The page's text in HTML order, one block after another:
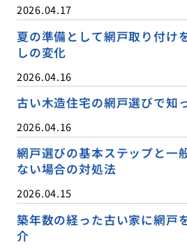
2026.04.17
夏の準備として網戸取り付け
しの変化
2026.04.16
古い木造住宅の網戸選びで知
2026.04.16
網戸選びの基本ステップと一
ない場合の対処法
2026.04.15
築年数の経った古い家に網戸
介